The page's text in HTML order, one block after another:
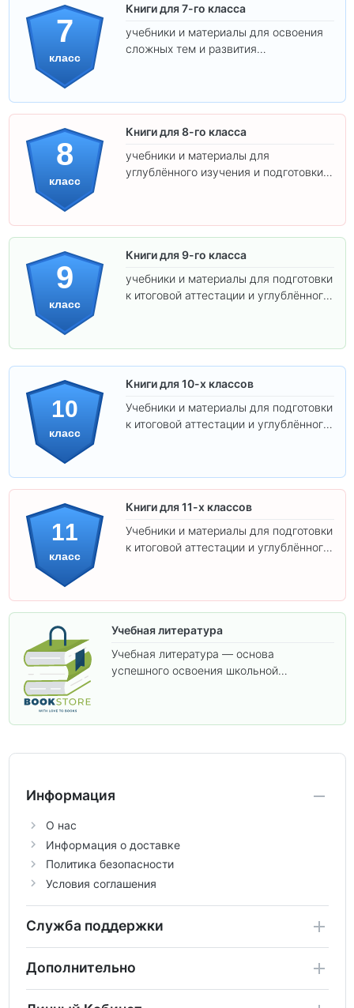
7
класс
Книги для 7-го класса
учебники и материалы для освоения
сложных тем и развития
8
класс
Книги для 8-го класса
учебники и материалы для
углублённого изучения и подготовки к
9
класс
Книги для 9-го класса
учебники и материалы для подготовки
к итоговой аттестации и углублённого
10
класс
Книги для 10-х классов
Учебники и материалы для подготовки
к итоговой аттестации и углублённого
11
класс
Книги для 11-х классов
Учебники и материалы для подготовки
к итоговой аттестации и углублённого
Учебная литература
Учебная литература — основа
успешного освоения школьной
аттестации, а также расширить кругозор
Информация
О нас
Информация о доставке
Политика безопасности
Условия соглашения
Служба поддержки
Дополнительно